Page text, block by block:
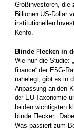
Großinvestoren,­ die
Billionen­ US-Dollar
institutionellen
Kenfo.
Blinde Flecken in
Wie nun die Studie:
finance“ der ESG-
nahelegt, gibt es in
Anpassung an den
der EU-Taxonomie
beiden wichtigsten
blinde Flecken.
Was passiert zum